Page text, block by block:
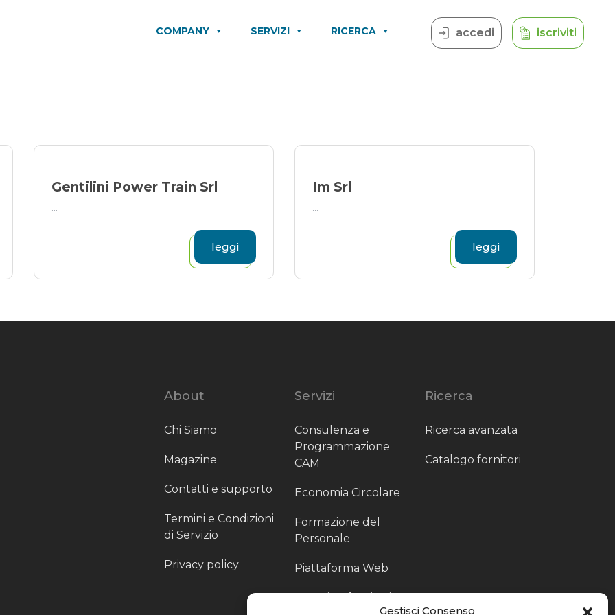
Gestisci Consenso
COMPANY SERVIZI RICERCA accedi iscriviti
Gentilini Power Train Srl
...
leggi
Im Srl
...
leggi
About
Chi Siamo
Magazine
Contatti e supporto
Termini e Condizioni
di Servizio
Privacy policy
Servizi
Consulenza e
Programmazione
CAM
Economia Circolare
Formazione del
Personale
Piattaforma Web
Scouting fornitori
Ricerca
Ricerca avanzata
Catalogo fornitori